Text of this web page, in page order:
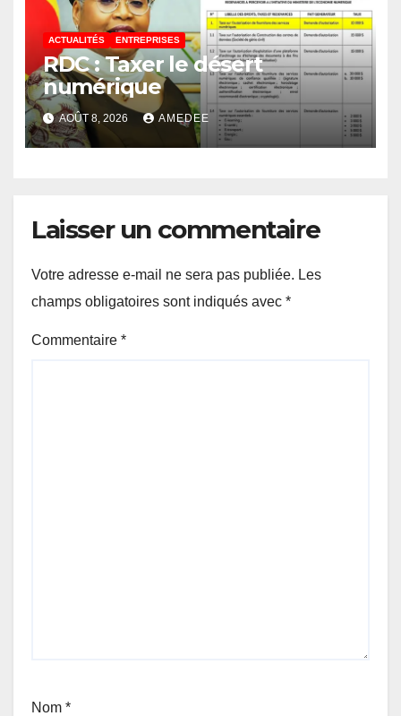
ACTUALITÉS ENTREPRISES
RDC : Taxer le désert
numérique
AOÛT 8, 2026 AMEDEE
Laisser un commentaire
Votre adresse e-mail ne sera pas publiée. Les
champs obligatoires sont indiqués avec *
Commentaire *
Nom *